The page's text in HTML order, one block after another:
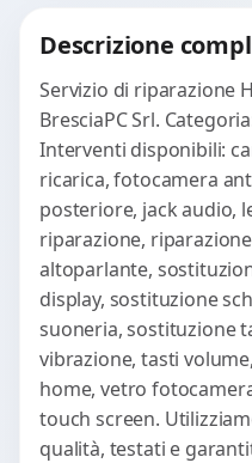
Descrizione
Servizio di riparazione
BresciaPC Srl.
Interventi disponibili:
ricarica, fotocamera
posteriore, jack audio,
riparazione,
altoparlante,
display, sostituzione
suoneria, sostituzione
vibrazione, tasti
home, vetro
touch screen.
qualità, testati e